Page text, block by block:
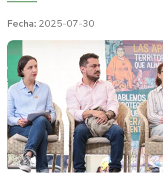
2025-07-30